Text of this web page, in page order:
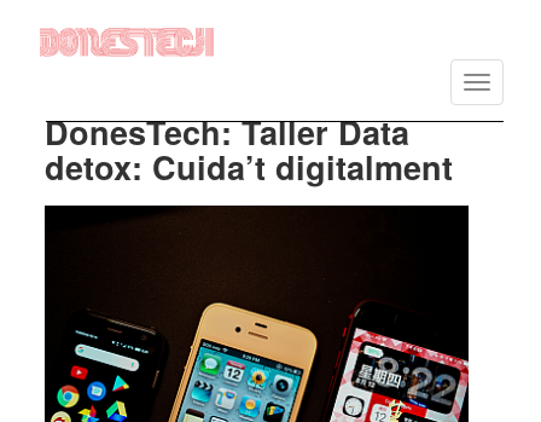
Vés
Toggle
DonesTech: Taller Data
detox: Cuida’t digitalment